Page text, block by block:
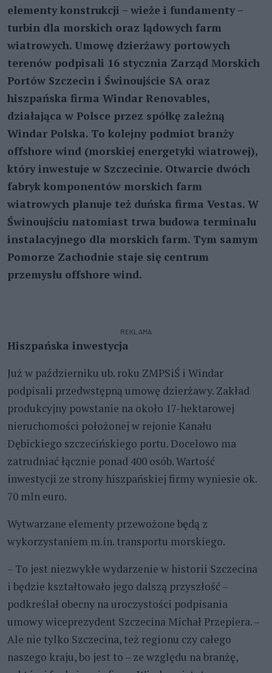
elementy konstrukcji – wieże i fundamenty –
turbin dla morskich oraz lądowych farm
wiatrowych. Umowę dzierżawy portowych
terenów podpisali 16 stycznia Zarząd Morskich
Portów Szczecin i Świnoujście SA oraz
hiszpańska firma Windar Renovables,
działająca w Polsce przez spółkę zależną
Windar Polska. To kolejny podmiot branży
offshore wind (morskiej energetyki wiatrowej),
który inwestuje w Szczecinie. Otwarcie dwóch
fabryk komponentów morskich farm
wiatrowych planuje też duńska firma Vestas. W
Świnoujściu natomiast trwa budowa terminalu
instalacyjnego dla morskich farm. Tym samym
Pomorze Zachodnie staje się centrum
przemysłu offshore wind.
REKLAMA
Hiszpańska inwestycja
Już w październiku ub. roku ZMPSiŚ i Windar
podpisali przedwstępną umowę dzierżawy. Zakład
produkcyjny powstanie na około 17-hektarowej
nieruchomości położonej w rejonie Kanału
Dębickiego szczecińskiego portu. Docelowo ma
zatrudniać łącznie ponad 400 osób. Wartość
inwestycji ze strony hiszpańskiej firmy wyniesie ok.
70 mln euro.
Wytwarzane elementy przewożone będą z
wykorzystaniem m.in. transportu morskiego.
– To jest niezwykłe wydarzenie w historii Szczecina
i będzie kształtowało jego dalszą przyszłość –
podkreślał obecny na uroczystości podpisania
umowy wiceprezydent Szczecina Michał Przepiera. –
Ale nie tylko Szczecina, też regionu czy całego
naszego kraju, bo jest to – ze względu na branżę,